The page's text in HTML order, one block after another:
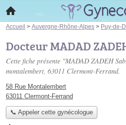
Accueil > Auvergne-Rhône-Alpes > Puy-de-
Docteur MADAD
Cette fiche présente "MADAD ZADEH
montalembert, 63011 Clermont-Ferrand.
58 Rue Montalembert
63011 Clermont-Ferrand
📞 Appeler cette gynécologue